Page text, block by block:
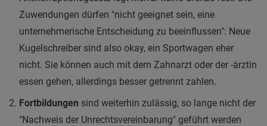
Zuwendungen dürfen "nicht geeignet sein, eine
unternehmerische Entscheidung zu beeinflussen": Neue
Kugelschreiber sind also okay, ein Sportwagen eher
nicht. Sie können auch mit dem Zahnarzt oder der -ärztin
essen gehen, allerdings besser getrennt zahlen.
Fortbildungen sind weiterhin zulässig, so lange nicht der
"Nachweis der Unrechtsvereinbarung" geführt werden